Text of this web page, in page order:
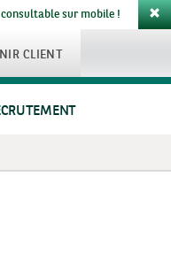
sur mobile !
CLIENT